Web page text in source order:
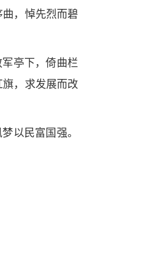
，悼先烈而碧
亭下，倚曲栏
，求发展而改
以民富国强。